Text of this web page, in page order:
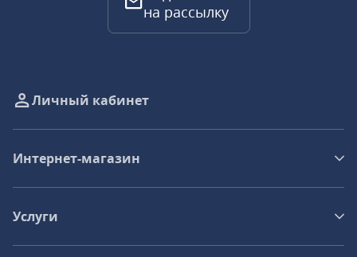
на рассылку
Личный кабинет
Интернет-магазин
Услуги